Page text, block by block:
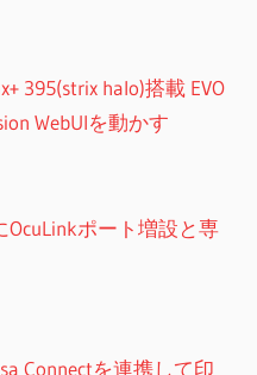
395(strix halo)搭載 EVO
WebUIを動かす
OcuLinkポート増設と専
Connectを連携して印